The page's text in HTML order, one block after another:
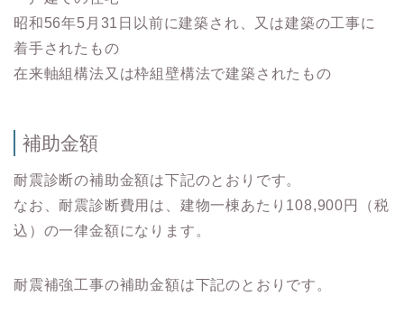
昭和56年5月31日以前に建築され、又は建築の工事に
着手されたもの
在来軸組構法又は枠組壁構法で建築されたもの
補助金額
耐震診断の補助金額は下記のとおりです。
なお、耐震診断費用は、建物一棟あたり108,900円（税
込）の一律金額になります。
耐震補強工事の補助金額は下記のとおりです。